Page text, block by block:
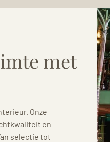
met
Onze
en
selectie tot